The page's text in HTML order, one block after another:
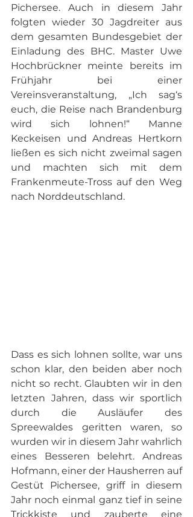
Pichersee. Auch in diesem Jahr
folgten wieder 30 Jagdreiter aus
dem gesamten Bundesgebiet der
Einladung des BHC. Master Uwe
Hochbrückner meinte bereits im
Frühjahr bei einer
Vereinsveranstaltung, „Ich sag‘s
euch, die Reise nach Brandenburg
wird sich lohnen!“ Manne
Keckeisen und Andreas Hertkorn
ließen es sich nicht zweimal sagen
und machten sich mit dem
Frankenmeute-Tross auf den Weg
nach Norddeutschland.
Dass es sich lohnen sollte, war uns
schon klar, den beiden aber noch
nicht so recht. Glaubten wir in den
letzten Jahren, dass wir sportlich
durch die Ausläufer des
Spreewaldes geritten waren, so
wurden wir in diesem Jahr wahrlich
eines Besseren belehrt. Andreas
Hofmann, einer der Hausherren auf
Gestüt Pichersee, griff in diesem
Jahr noch einmal ganz tief in seine
Trickkiste und zauberte eine